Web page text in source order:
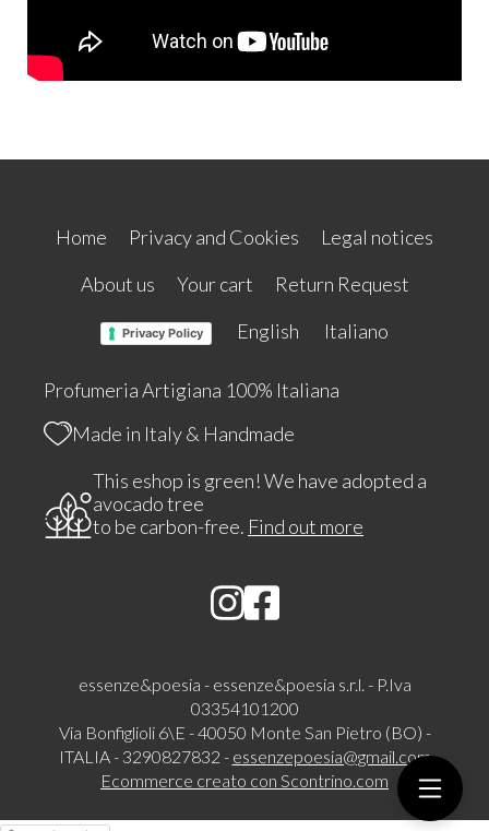
Home Privacy and Cookies
Legal notices
About us
Your cart Return Request
Privacy Policy English Italiano
Profumeria Artigiana 100% Italiana
Made in Italy & Handmade
This eshop is green! We have adopted a
avocado tree
to be carbon-free. Find out more
essenze&poesia - essenze&poesia s.r.l. - P.Iva
03354101200
Via Bonfiglioli 6\E - 40050 Monte San Pietro (BO) -
ITALIA - 3290827832 - essenzepoesia@gmail.com
Ecommerce creato con Scontrino.com